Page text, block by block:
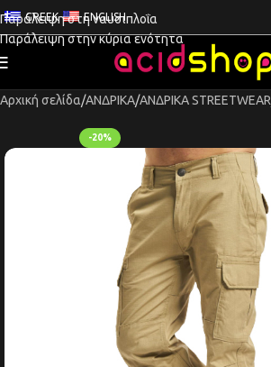
Παράλειψη στη ναυσιπλοΐα
Παράλειψη στην κύρια ενότητα
GREEK ENGLISH
Αρχική σελίδα ΑΝΔΡΙΚΑ ΑΝΔΡΙΚΑ STREETWEAR
-20%